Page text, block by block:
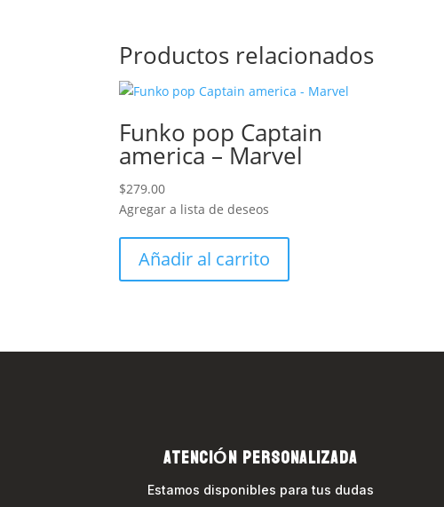
Productos relacionados
Funko pop Captain
america – Marvel
$279.00
Agregar a lista de deseos
Añadir al carrito
ATENCIÓN PERSONALIZADA
Estamos disponibles para tus dudas